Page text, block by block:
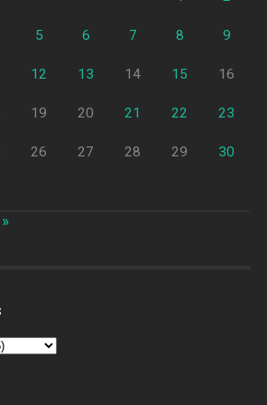
5 6 7 8 9
12 13 14 15 16
19 20 21 22 23
26 27 28 29 30